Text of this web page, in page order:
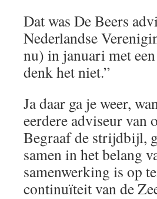
Dat was De Beers
Nederlandse
nu) in januari met
denk het niet.”
Ja daar ga je weer,
eerdere adviseur van
Begraaf de strijdbijl,
samen in het belang
samenwerking is op
continuïteit van de